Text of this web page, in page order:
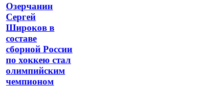
Озерчанин
Сергей
Широков в
составе
сборной России
по хоккею стал
олимпийским
чемпионом